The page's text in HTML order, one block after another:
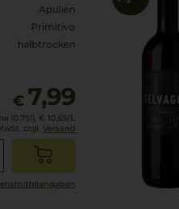
Apulien
Primitivo
halbtrocken
€ 7,99
(0.75l), € 10,65/L
zzgl. Versand